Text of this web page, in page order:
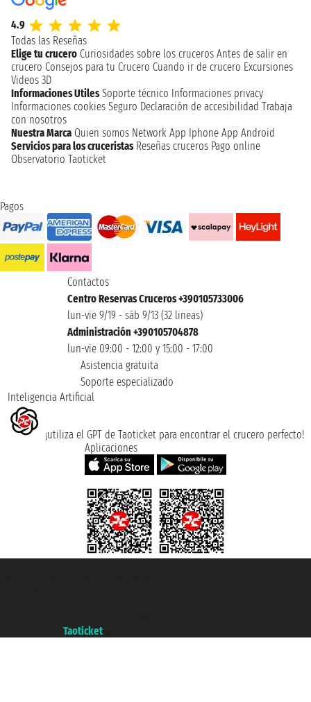
4.9
Todas las Reseñas
Elige tu crucero Curiosidades sobre los cruceros Antes de salir en
crucero Consejos para tu Crucero Cuando ir de crucero Excursiones
Videos 3D
Informaciones Utiles Soporte técnico Informaciones privacy
Informaciones cookies Seguro Declaración de accesibilidad Trabaja
con nosotros
Nuestra Marca Quien somos Network App Iphone App Android
Servicios para los cruceristas Reseñas cruceros Pago online
Observatorio Taoticket
Pagos
Contactos
Centro Reservas Cruceros +390105733006
lun-vie 9/19 - sáb 9/13 (32 lineas)
Administración +390105704878
lun-vie 09:00 - 12:00 y 15:00 - 17:00
Asistencia gratuita
Soporte especializado
Inteligencia Artificial
¡utiliza el GPT de Taoticket para encontrar el crucero perfecto!
Aplicaciones
Taoticket